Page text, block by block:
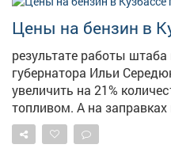
сильных ливней эта
превращается в бурный
тяжести снега. Напомним, в конце июня в мэрии
сообщали, что
Пионерском бульваре. В
отметили, что его
Цены на бензин в
результате работы
губернатора Ильи
увеличить на 21%
топливом. А на
стоимость горючего начала
территориям региона и